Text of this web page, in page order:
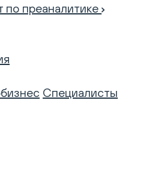
по преаналитике
Специалисты